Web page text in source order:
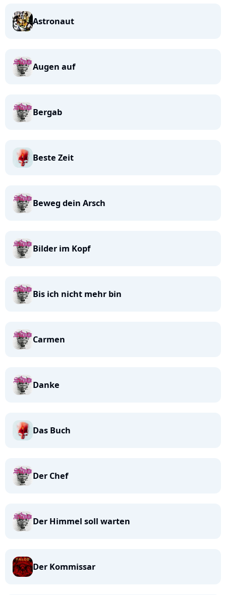
Astronaut
Augen auf
Bergab
Beste Zeit
Beweg dein Arsch
Bilder im Kopf
Bis ich nicht mehr bin
Carmen
Danke
Das Buch
Der Chef
Der Himmel soll warten
Der Kommissar